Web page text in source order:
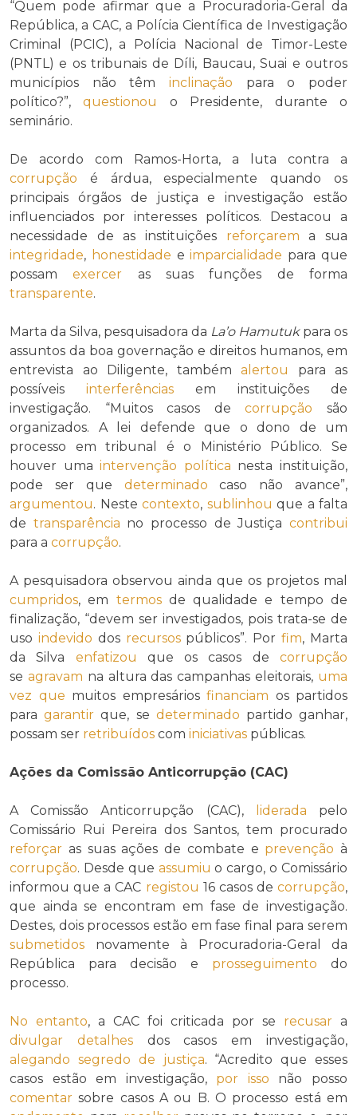
“Quem pode afirmar que a Procuradoria-Geral da
República, a CAC, a Polícia Científica de Investigação
Criminal (PCIC), a Polícia Nacional de Timor-Leste
(PNTL) e os tribunais de Díli, Baucau, Suai e outros
municípios não têm inclinação para o poder
político?”,questionou
o Presidente, durante o
seminário.
De acordo com Ramos-Horta, a luta contra a
corrupção é árdua, especialmente quando os
principais órgãos de justiça e investigação estão
influenciados por interesses políticos. Destacou a
necessidade de as instituições reforçarem a sua
integridade, honestidade eimparcialidade para que
possamexercer as suas funções de forma
transparente.
Marta da Silva, pesquisadora da La’o Hamutukpara os
assuntos da boa governação e direitos humanos, em
entrevista ao Diligente, também alertou
para as
possíveis interferências em instituições de
investigação. “Muitos casos decorrupção são
organizados. A lei defende que o dono de um
processo em tribunal é o Ministério Público. Se
houver umaintervenção política nesta instituição,
pode ser que determinado caso não avance”,
argumentou. Neste contexto, sublinhou que a falta
de transparência no processo de Justiçacontribui
para a corrupção.
A pesquisadora observou ainda que os projetos mal
cumpridos, em termosde qualidade e tempo de
finalização, “devem ser investigados, pois trata-se de
uso indevido dos recursospúblicos”. Porfim, Marta
da Silva enfatizou que os casos decorrupção
se agravam na altura das campanhas eleitorais, uma
vez que muitos empresários financiam os partidos
paragarantir que, se determinado partido ganhar,
possam ser retribuídos com iniciativas públicas.
Ações da Comissão Anticorrupção (CAC)
A Comissão Anticorrupção (CAC), liderada pelo
Comissário Rui Pereira dos Santos, tem procurado
reforçar as suas ações de combate e prevenção à
corrupção. Desde que assumiu o cargo, o Comissário
informou que a CAC registou 16 casos de corrupção,
que ainda se encontram em fase de investigação.
Destes, dois processos estão em fase final para serem
submetidos novamente à Procuradoria-Geral da
República para decisão e prosseguimento do
processo.
No entanto, a CAC foi criticada por se recusar a
divulgar
detalhesdos casos em investigação,
alegando segredo de justiça. “Acredito que esses
casos estão em investigação, por isso não posso
comentar sobre casos A ou B. O processo está em